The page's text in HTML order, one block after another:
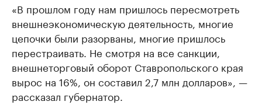
«В прошлом году нам пришлось пересмотреть
внешнеэкономическую деятельность, многие
цепочки были разорваны, многие пришлось
перестраивать. Не смотря на все санкции,
внешнеторговый оборот Ставропольского края
вырос на 16%, он составил 2,7 млн долларов», —
рассказал губернатор.